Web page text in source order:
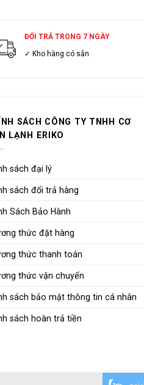
ĐỔI TRẢ TRONG 7 NGÀY
✓ Kho hàng có sẳn
SÁCH CÔNG TY TNHH CƠ
LẠNH ERIKO
sách đại lý
sách đổi trả hàng
Sách Bảo Hành
thức đặt hàng
thức thanh toán
thức vận chuyển
sách bảo mật thông tin cá nhân
sách hoàn trả tiền